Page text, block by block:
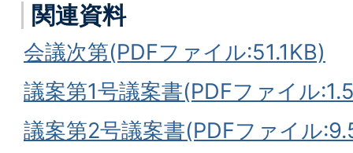
関連資料
会議次第(PDFファイル:51.1KB)
議案第1号議案書(PDFファイル
議案第2号議案書(PDFファイル